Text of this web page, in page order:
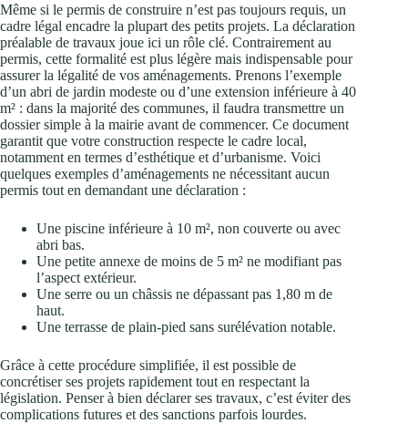
Même si le permis de construire n’est pas toujours requis, un
cadre légal encadre la plupart des petits projets. La déclaration
préalable de travaux joue ici un rôle clé. Contrairement au
permis, cette formalité est plus légère mais indispensable pour
assurer la légalité de vos aménagements. Prenons l’exemple
d’un abri de jardin modeste ou d’une extension inférieure à 40
m² : dans la majorité des communes, il faudra transmettre un
dossier simple à la mairie avant de commencer. Ce document
garantit que votre construction respecte le cadre local,
notamment en termes d’esthétique et d’urbanisme. Voici
quelques exemples d’aménagements ne nécessitant aucun
permis tout en demandant une déclaration :
Une piscine inférieure à 10 m², non couverte ou avec
abri bas.
Une petite annexe de moins de 5 m² ne modifiant pas
l’aspect extérieur.
Une serre ou un châssis ne dépassant pas 1,80 m de
haut.
Une terrasse de plain-pied sans surélévation notable.
Grâce à cette procédure simplifiée, il est possible de
concrétiser ses projets rapidement tout en respectant la
législation. Penser à bien déclarer ses travaux, c’est éviter des
complications futures et des sanctions parfois lourdes.